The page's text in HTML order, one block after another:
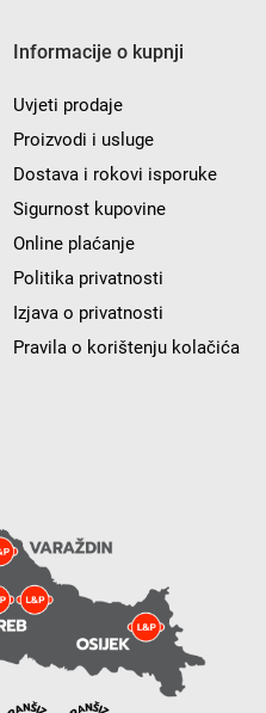
Informacije o kupnji
Uvjeti prodaje
Proizvodi i usluge
Dostava i rokovi isporuke
Sigurnost kupovine
Online plaćanje
Politika privatnosti
Izjava o privatnosti
Pravila o korištenju kolačića